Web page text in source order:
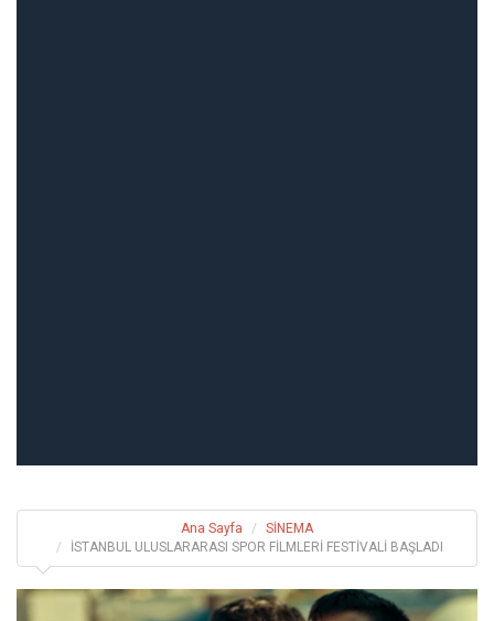
Ana Sayfa
SİNEMA
İSTANBUL ULUSLARARASI SPOR FİLMLERİ FESTİVALİ BAŞLADI